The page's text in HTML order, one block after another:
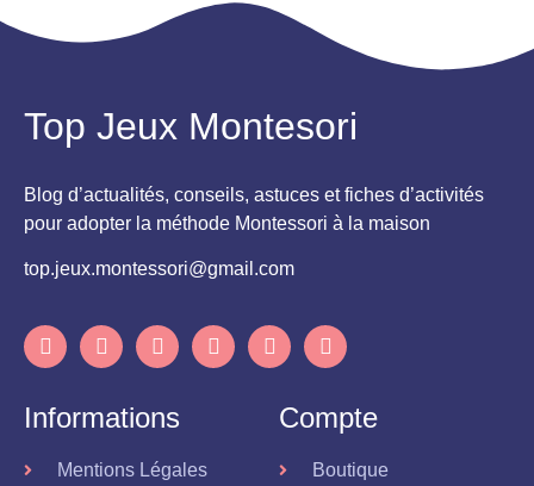
Top Jeux Montesori
Blog d’actualités, conseils, astuces et fiches d’activités
pour adopter la méthode Montessori à la maison
top.jeux.montessori@gmail.com
Informations
Mentions Légales
Compte
Boutique